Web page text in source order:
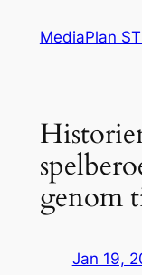
MediaPlan
genom
Jan 19,